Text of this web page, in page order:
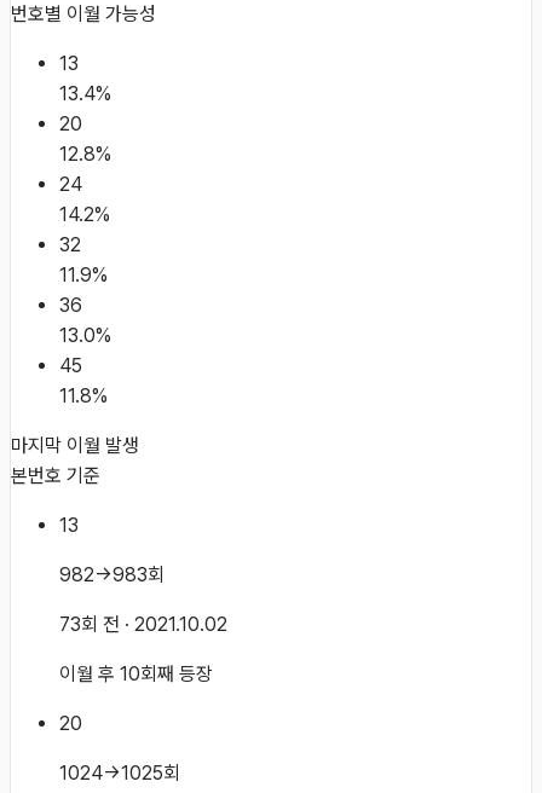
번호별 이월 가능성
13
13.4%
20
12.8%
24
14.2%
32
11.9%
36
13.0%
45
11.8%
마지막 이월 발생
본번호 기준
13
982→983회
73회 전 · 2021.10.02
이월 후 10회째 등장
20
1024→1025회